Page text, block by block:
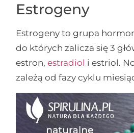
Estrogeny
Estrogeny to grupa
do których zalicza się 3
estron,estradiol i estriol.
zależą od fazy cyklu